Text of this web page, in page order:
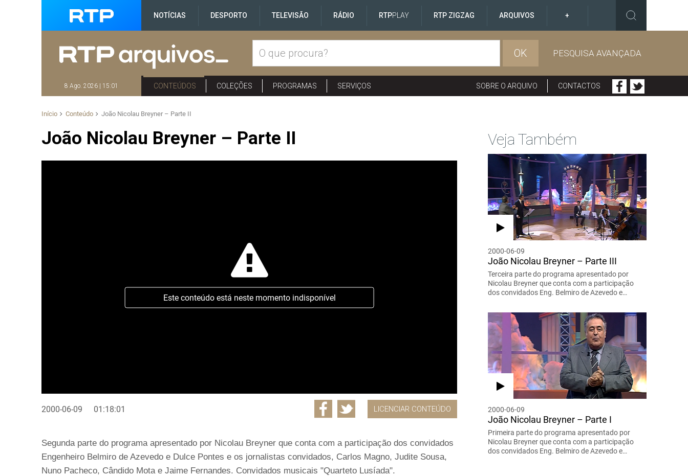
NOTÍCIAS DESPORTO TELEVISÃO RÁDIO RTPPLAY RTP ZIGZAG ARQUIVOS +
OK PESQUISA AVANÇADA
8 Ago. 2026 | 15:01 CONTEÚDOS COLEÇÕES PROGRAMAS SERVIÇOS SOBRE O ARQUIVO CONTACTOS
Início Conteúdo João Nicolau Breyner – Parte II
João Nicolau Breyner – Parte II
Este conteúdo está neste momento indisponível
2000-06-09 01:18:01 LICENCIAR CONTEÚDO
Segunda parte do programa apresentado por Nicolau Breyner que conta com a participação dos convidados
Engenheiro Belmiro de Azevedo e Dulce Pontes e os jornalistas convidados, Carlos Magno, Judite Sousa,
Nuno Pacheco, Cândido Mota e Jaime Fernandes. Convidados musicais "Quarteto Lusíada".
Veja Também
2000-06-09
João Nicolau Breyner – Parte III
Terceira parte do programa apresentado por
Nicolau Breyner que conta com a participação
dos convidados Eng. Belmiro de Azevedo e…
2000-06-09
João Nicolau Breyner – Parte I
Primeira parte do programa apresentado por
Nicolau Breyner que conta com a participação
dos convidados Eng. Belmiro de Azevedo e…